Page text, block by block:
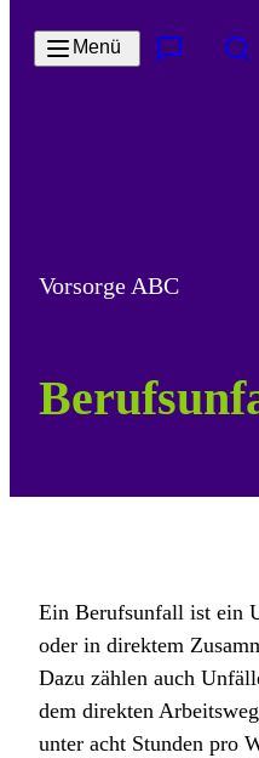
Menü
Vorsorge ABC
Ein Berufsunfall ist ein
oder in direktem
Dazu zählen auch
dem direkten
unter acht Stunden pro